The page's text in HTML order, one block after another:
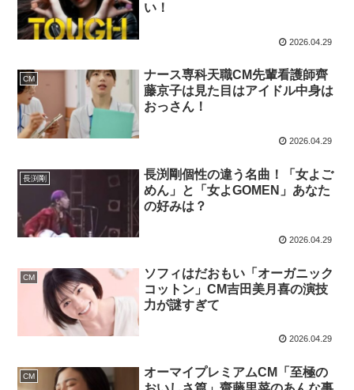
い！
2026.04.29
CM
ナース専科天職CM先輩看護師齊
藤京子は見た目はアイドル中身は
おっさん！
2026.04.29
長渕剛
長渕剛個性の違う名曲！「女よご
めん」と「女よGOMEN」あなた
の好みは？
2026.04.29
CM
ソフィはだおもい「オーガニック
コットン」CM吉田美月喜の演技
力が謎すぎて
2026.04.29
CM
オーマイプレミアムCM「至極の